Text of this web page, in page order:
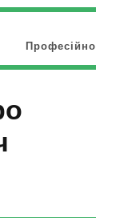
Професійно